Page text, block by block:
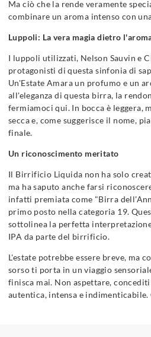
Ma ciò che la rende veramente
combinare un aroma intenso con
Luppoli: La vera magia dietro
I luppoli utilizzati, Nelson Sauvin e
protagonisti di questa sinfonia di
Un'Estate Amara un profumo e un
all'eleganza di questa birra, la
fermiamoci qui. In bocca è leggera,
secca e, come suggerisce il nome,
finale.
Un riconoscimento meritato
Il Birrificio Liquida non ha solo
ma ha saputo anche farsi
infatti premiata come "Birra
primo posto nella categoria 19.
sottolinea la perfetta
IPA da parte del birrificio.
L'estate potrebbe essere breve, ma
sorso ti porta in un viaggio
finisca mai. Non aspettare,
autentica, intensa e indimenticabile.